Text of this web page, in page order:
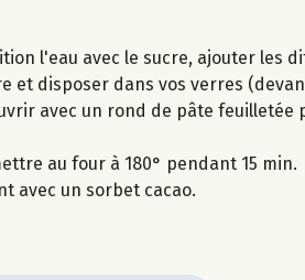
l'eau avec le sucre, ajouter les
et disposer dans vos verres
avec un rond de pâte
au four à 180° pendant 15 min.
avec un sorbet cacao.